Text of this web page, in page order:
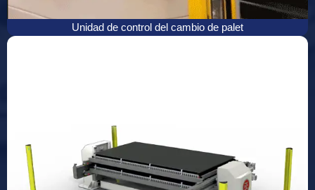
Unidad de control del cambio de palet